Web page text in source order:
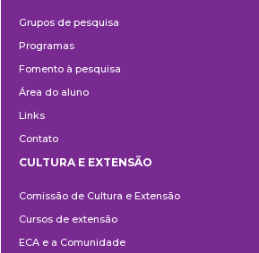
Grupos de pesquisa
Programas
Fomento à pesquisa
Área do aluno
Links
Contato
e
Extensão
CULTURA E EXTENSÃO
Comissão de Cultura e Extensão
Cursos de extensão
ECA e a Comunidade